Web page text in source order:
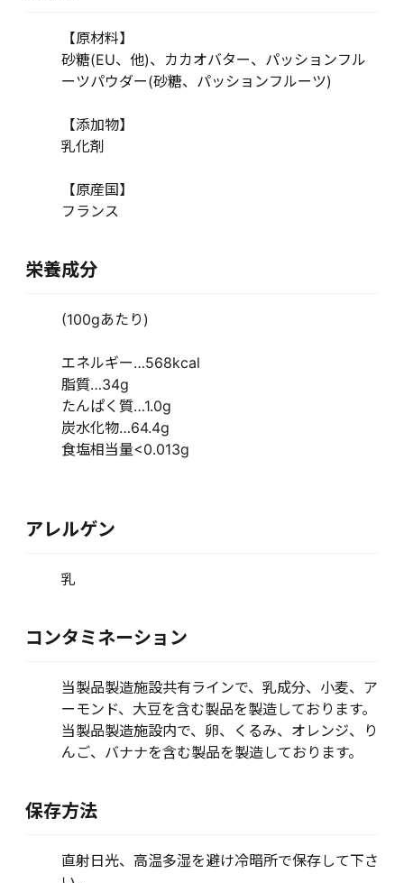
【原材料】
砂糖(EU、他)、カカオバター、パッションフル
ーツパウダー(砂糖、パッションフルーツ)
【添加物】
乳化剤
【原産国】
フランス
栄養成分
(100gあたり)
エネルギー…568kcal
脂質…34g
たんぱく質…1.0g
炭水化物…64.4g
食塩相当量<0.013g
アレルゲン
乳
コンタミネーション
当製品製造施設共有ラインで、乳成分、小麦、ア
ーモンド、大豆を含む製品を製造しております。
当製品製造施設内で、卵、くるみ、オレンジ、り
んご、バナナを含む製品を製造しております。
保存方法
直射日光、高温多湿を避け冷暗所で保存して下さ